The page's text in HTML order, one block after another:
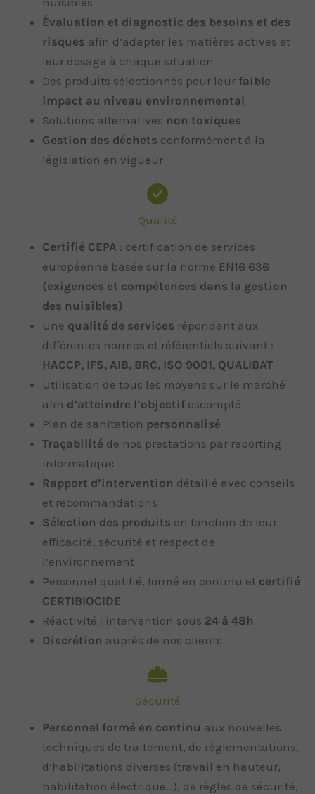
Évaluation et diagnostic des besoins et des
risques afin d’adapter les matières actives et
leur dosage à chaque situation
Des produits sélectionnés pour leur faible
impact au niveau environnemental
Solutions alternatives non toxiques
Gestion des déchets conformément à la
législation en vigueur
Qualité
Certifié CEPA : certification de services
européenne basée sur la norme EN16 636
(exigences et compétences dans la gestion
des nuisibles)
Une qualité de services répondant aux
différentes normes et référentiels suivant :
HACCP, IFS, AIB, BRC, ISO 9001, QUALIBAT
Utilisation de tous les moyens sur le marché
afin d’atteindre l’objectif escompté
Plan de sanitation personnalisé
Traçabilité de nos prestations par reporting
informatique
Rapport d’intervention détaillé avec conseils
et recommandations
Sélection des produits en fonction de leur
efficacité, sécurité et respect de
l’environnement
Personnel qualifié, formé en continu et certifié
CERTIBIOCIDE
Réactivité : intervention sous 24 à 48h
Discrétion auprès de nos clients
Sécurité
Personnel formé en continu aux nouvelles
techniques de traitement, de réglementations,
d’habilitations diverses (travail en hauteur,
habilitation électrique…), de règles de sécurité,